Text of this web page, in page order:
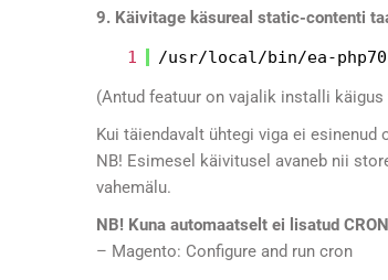
9. Käivitage käsureal static-contenti
1
/usr/local/bin/ea-php70
(Antud featuur on vajalik installi
Kui täiendavalt ühtegi viga ei
NB! Esimesel käivitusel avaneb nii
vahemälu.
NB! Kuna automaatselt ei lisatud
– Magento: Configure and run cron